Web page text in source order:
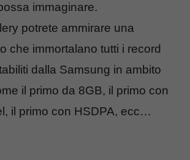
immaginare.
potrete ammirare una
che immortalano tutti i record
dalla Samsung in ambito
il primo da 8GB, il primo con
il primo con HSDPA, ecc…